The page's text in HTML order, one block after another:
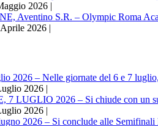
2026 |
2026 |
2026 |
2026 |